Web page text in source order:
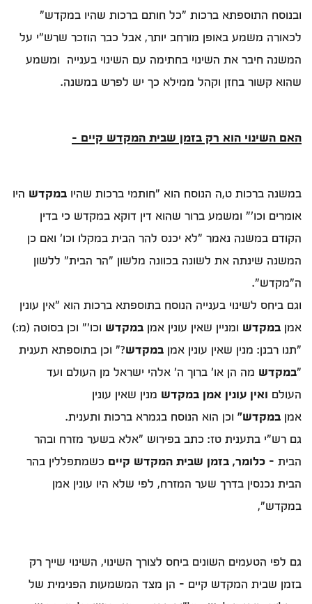
ובנוסח התוספתא ברכות "כל חותם ברכות שהיו במקדש"
לכאורה משמע באופן מורחב יותר, אבל כבר הוזכר שרש"י על
המשנה חיבר את השינוי בחתימה עם השינוי בענייה ומשמע
שהוא קשור בחזן וקהל ממילא כך יש לפרש במשנה.
האם השינוי הוא רק בזמן שבית המקדש קיים –
במשנה ברכות ט,ה הנוסח הוא "חותמי ברכות שהיו במקדש היו
אומרים וכו'" ומשמע ברור שהוא דין דוקא במקדש כי בדין
הקודם במשנה נאמר "לא יכנס להר הבית במקלו וכו' ואם כן
המשנה שינתה את לשונה בכוונה מלשון "הר הבית" ללשון
ה"מקדש".
וגם ביחס לשינוי בענייה הנוסח בתוספתא ברכות הוא "אין עונין
אמן במקדש ומניין שאין עונין אמן במקדש וכו'" וכן בסוטה (מ:)
"תנו רבנן: מנין שאין עונין אמן במקדש?" וכן בתוספתא תענית
"במקדש מה הן או' ברוך ה' אלהי ישראל מן העולם ועד
העולם ואין עונין אמן במקדש מנין שאין עונין
אמן במקדש" וכן הוא הנוסח בגמרא ברכות ותענית.
גם רש"י בתענית טז: כתב בפירוש "אלא בשער מזרח ובהר
הבית - כלומר, בזמן שבית המקדש קיים כשמתפללין בהר
הבית נכנסין בדרך שער המזרח, לפי שלא היו עונין אמן
במקדש",
גם לפי הטעמים השונים ביחס לצורך השינוי, השינוי שייך רק
בזמן שבית המקדש קיים – הן מצד המשמעות הפנימית של